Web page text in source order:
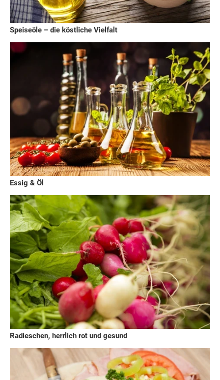
Speiseöle – die köstliche Vielfalt
Essig & Öl
Radieschen, herrlich rot und gesund